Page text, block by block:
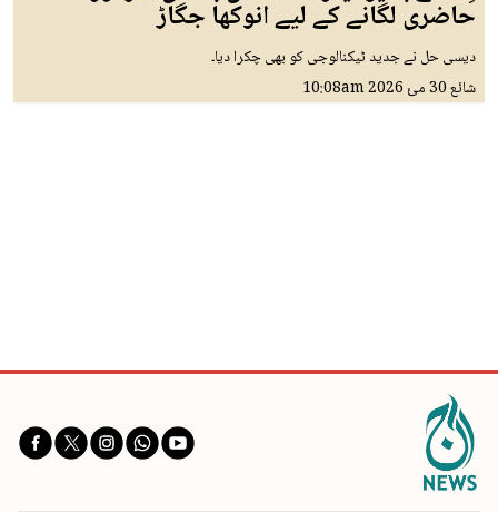
حاضری لگانے کے لیے انوکھا جگاڑ
دیسی حل نے جدید ٹیکنالوجی کو بھی چکرا دیا۔
شائع30 مئ 2026 10:08am